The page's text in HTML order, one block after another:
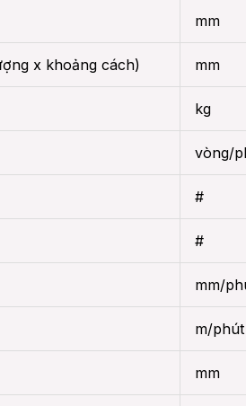
mm
x khoảng cách) mm
kg
vòng/
#
#
mm/
m/phút
mm